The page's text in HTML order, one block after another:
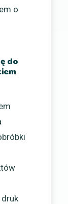
o
do